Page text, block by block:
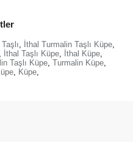
İthal Turmalin Taşlı Küpe
İthal Taşlı Küpe İthal Küpe
Taşlı Küpe Turmalin Küpe
Küpe